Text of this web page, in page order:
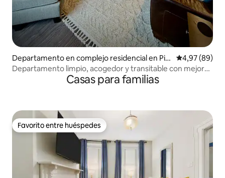
Departamento en complejo residencial en Pitt
sburgh
Calificación
4,97 (89)
Departamento limpio, acogedor y transitable con mejoras
Casas para familias
Favorito entre huéspedes
Favorito entre huéspedes